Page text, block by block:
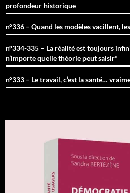
profondeur historique
n°336 – Quand les modèles vacillent,
n°334-335 – La réalité est toujours
n’importe quelle théorie peut saisir*
n°333 – Le travail, c’est la santé…